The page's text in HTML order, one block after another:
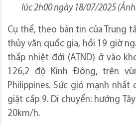
lúc 2h00 ngày 18/07/2025
Cụ thể, theo bản tin của Trung
thủy văn quốc gia, hồi 19 giờ
thấp nhiệt đới (ATND) ở vào
126,2 độ Kinh Đông, trên
Philippines. Sức gió mạnh nhất
giật cấp 9. Di chuyển: hướng
20km/h.